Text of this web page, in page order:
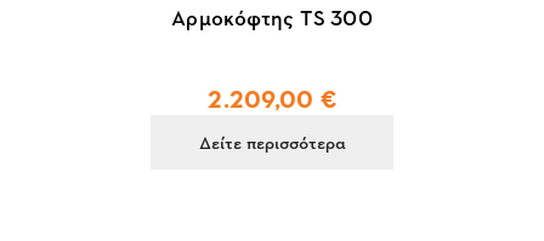
Αρμοκόφτης TS 300
2.209,00 €
Δείτε περισσότερα